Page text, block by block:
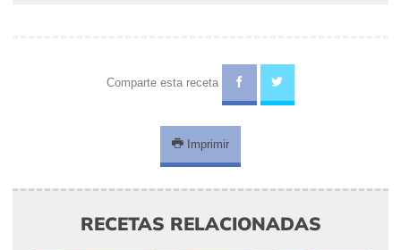
Comparte esta receta
Imprimir
RECETAS RELACIONADAS